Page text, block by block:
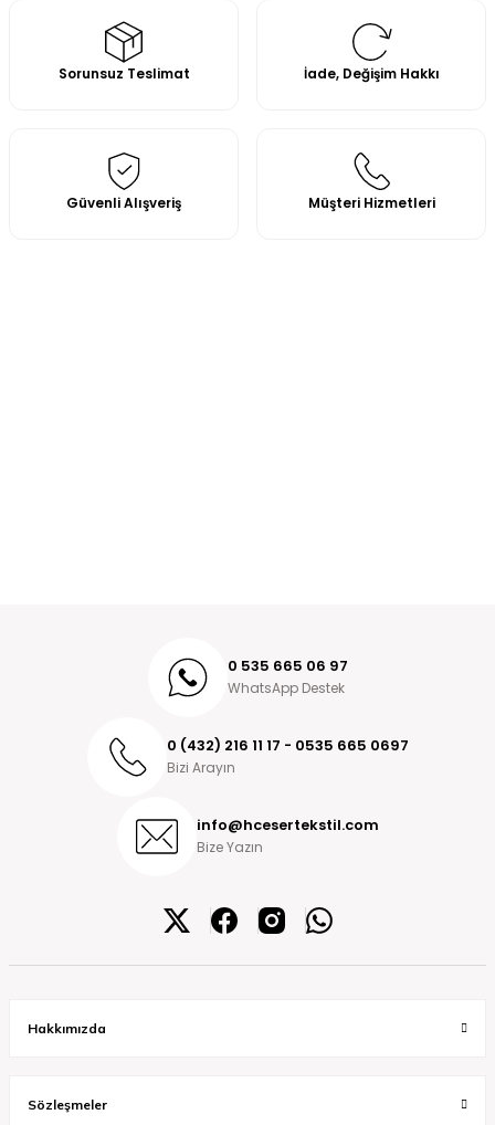
Sorunsuz Teslimat İade, Değişim Hakkı
Güvenli Alışveriş Müşteri Hizmetleri
0 535 665 06 97
WhatsApp Destek
0 (432) 216 11 17 - 0535 665 0697
Bizi Arayın
info@hcesertekstil.com
Bize Yazın
Hakkımızda
Sözleşmeler